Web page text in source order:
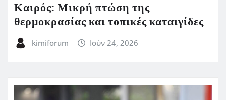
Καιρός: Μικρή πτώση της
θερμοκρασίας και τοπικές καταιγίδες
kimiforum Ιούν 24, 2026